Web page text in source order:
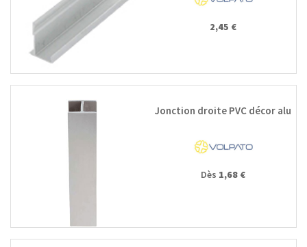
2,45 €
Jonction droite PVC décor alu
Dès 1,68 €